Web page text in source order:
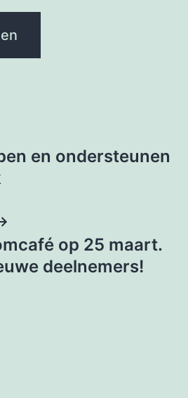
en ondersteunen
op 25 maart.
deelnemers!